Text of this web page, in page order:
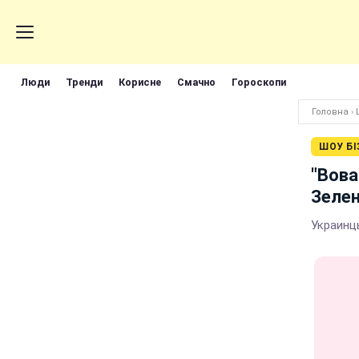
Люди Тренди Корисне Смачно Гороскопи
Головна ›
ШОУ